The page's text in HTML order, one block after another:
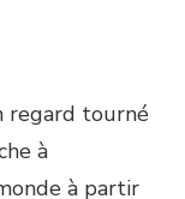
regard tourné
à
à partir